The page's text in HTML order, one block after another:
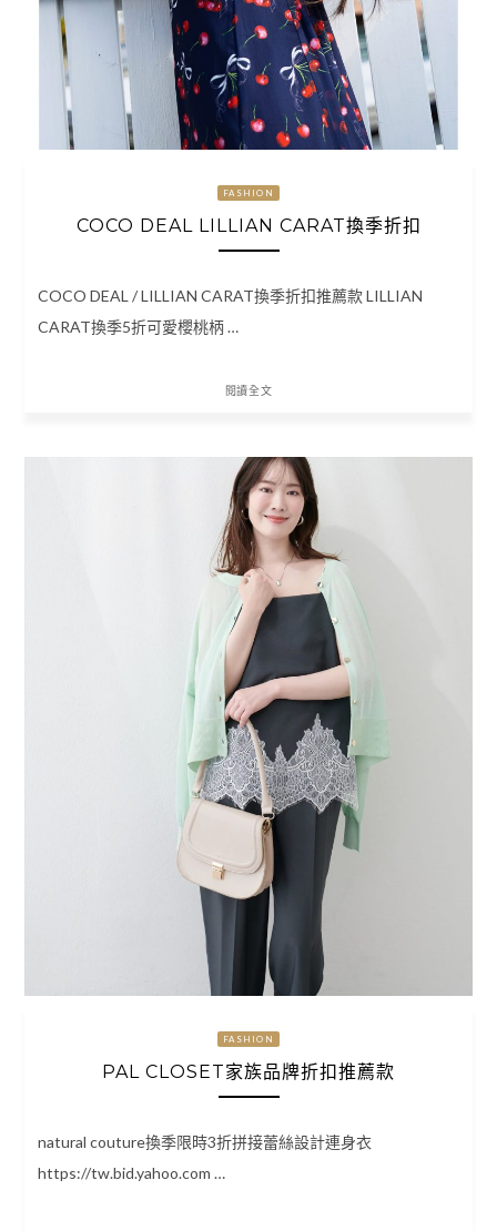
FASHION
COCO DEAL LILLIAN CARAT換季折扣
COCO DEAL / LILLIAN CARAT換季折扣推薦款 LILLIAN
CARAT換季5折可愛櫻桃柄 …
閱讀全文
FASHION
PAL CLOSET家族品牌折扣推薦款
natural couture換季限時3折拼接蕾絲設計連身衣
https://tw.bid.yahoo.com …